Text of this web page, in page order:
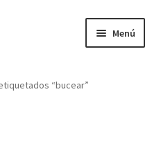
Menú
“bucear”